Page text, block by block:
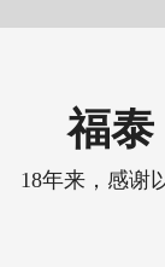
福泰
18年来，感谢